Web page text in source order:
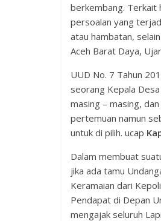
berkembang. Terkait
persoalan yang
atau hambatan,
Aceh Barat Daya, Ujar
UUD No. 7 Tahun
seorang Kepala
masing – masing,
pertemuan namun
untuk di pilih. ucap
Dalam membuat
jika ada tamu
Keramaian dari
Pendapat di Depan
mengajak seluruh